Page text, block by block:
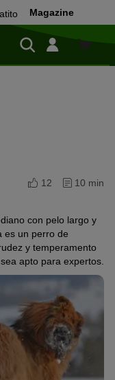
Magazine
Tienda
12
10 min
con pelo largo y
es un perro de
y temperamento
apto para expertos.